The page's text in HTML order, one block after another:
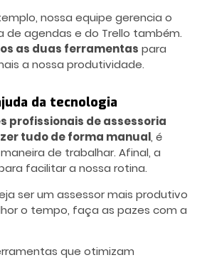
nossa equipe gerencia o
de agendas e do Trello também.
as duas ferramentas para
a nossa produtividade.
da tecnologia
profissionais de assessoria
tudo de forma manual, é
de trabalhar. Afinal, a
facilitar a nossa rotina.
ser um assessor mais produtivo
o tempo, faça as pazes com a
que otimizam